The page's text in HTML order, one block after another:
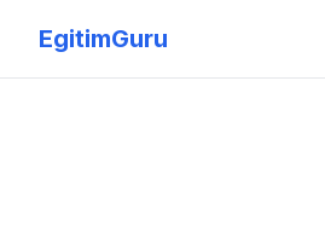
EgitimGuru